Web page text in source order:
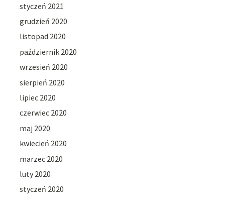
styczeń 2021
grudzień 2020
listopad 2020
październik 2020
wrzesień 2020
sierpień 2020
lipiec 2020
czerwiec 2020
maj 2020
kwiecień 2020
marzec 2020
luty 2020
styczeń 2020